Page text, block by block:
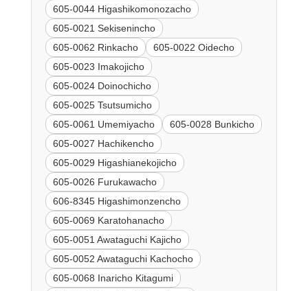
605-0044 Higashikomonozacho
605-0021 Sekisenincho
605-0062 Rinkacho
605-0022 Oidecho
605-0023 Imakojicho
605-0024 Doinochicho
605-0025 Tsutsumicho
605-0061 Umemiyacho
605-0028 Bunkicho
605-0027 Hachikencho
605-0029 Higashianekojicho
605-0026 Furukawacho
606-8345 Higashimonzencho
605-0069 Karatohanacho
605-0051 Awataguchi Kajicho
605-0052 Awataguchi Kachocho
605-0068 Inaricho Kitagumi